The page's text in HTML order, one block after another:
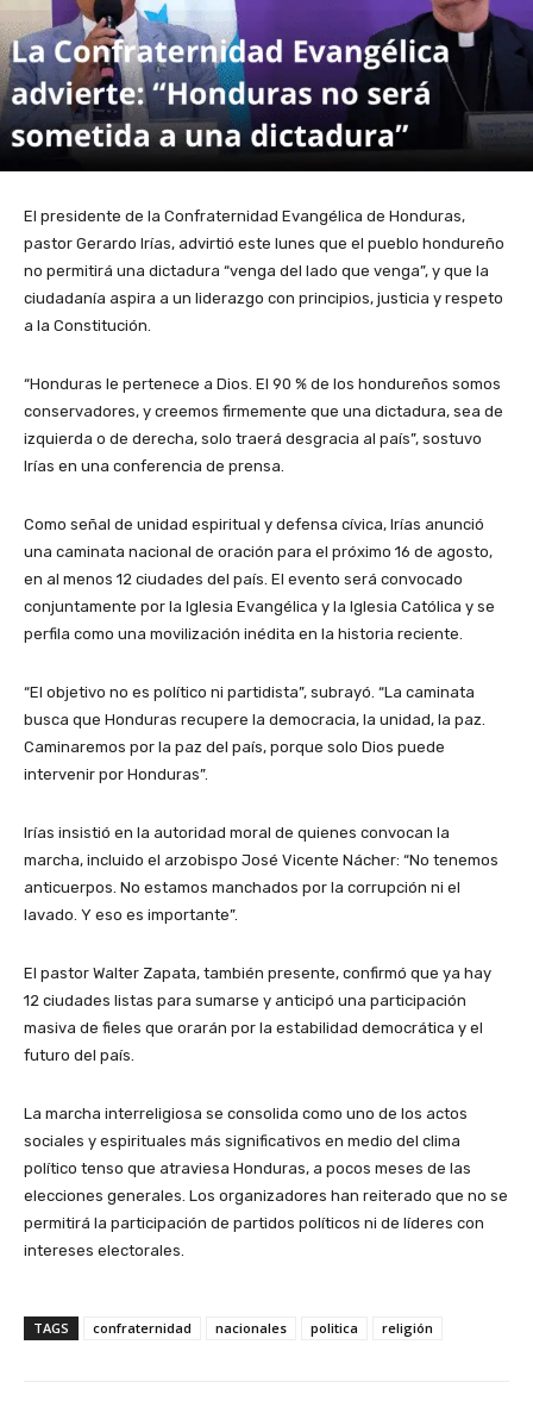
El presidente de la Confraternidad Evangélica de Honduras,
pastor Gerardo Irías, advirtió este lunes que el pueblo hondureño
no permitirá una dictadura “venga del lado que venga”, y que la
ciudadanía aspira a un liderazgo con principios, justicia y respeto
a la Constitución.
“Honduras le pertenece a Dios. El 90 % de los hondureños somos
conservadores, y creemos firmemente que una dictadura, sea de
izquierda o de derecha, solo traerá desgracia al país”, sostuvo
Irías en una conferencia de prensa.
Como señal de unidad espiritual y defensa cívica, Irías anunció
una caminata nacional de oración para el próximo 16 de agosto,
en al menos 12 ciudades del país. El evento será convocado
conjuntamente por la Iglesia Evangélica y la Iglesia Católica y se
perfila como una movilización inédita en la historia reciente.
“El objetivo no es político ni partidista”, subrayó. “La caminata
busca que Honduras recupere la democracia, la unidad, la paz.
Caminaremos por la paz del país, porque solo Dios puede
intervenir por Honduras”.
Irías insistió en la autoridad moral de quienes convocan la
marcha, incluido el arzobispo José Vicente Nácher: “No tenemos
anticuerpos. No estamos manchados por la corrupción ni el
lavado. Y eso es importante”.
El pastor Walter Zapata, también presente, confirmó que ya hay
12 ciudades listas para sumarse y anticipó una participación
masiva de fieles que orarán por la estabilidad democrática y el
futuro del país.
La marcha interreligiosa se consolida como uno de los actos
sociales y espirituales más significativos en medio del clima
político tenso que atraviesa Honduras, a pocos meses de las
elecciones generales. Los organizadores han reiterado que no se
permitirá la participación de partidos políticos ni de líderes con
intereses electorales.
TAGS confraternidad nacionales politica religión